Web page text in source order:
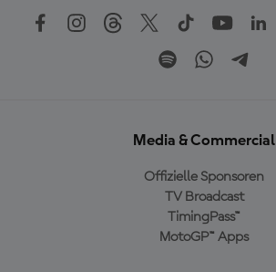
Media & Commercial
Offizielle Sponsoren
TV Broadcast
TimingPass™
MotoGP™ Apps